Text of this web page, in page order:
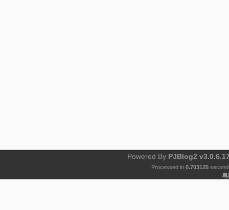
Powered By PJBlog2
Processed in 0.703125